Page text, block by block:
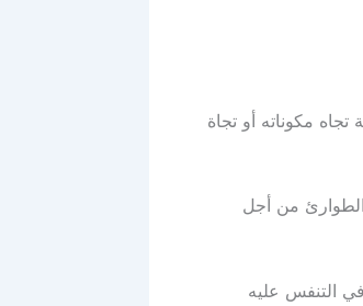
مكوناته أو تجاة
من أجل
التنفس عليه